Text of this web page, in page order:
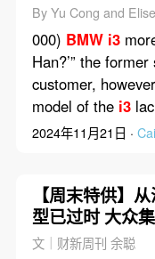
Also-Rans in
By Yu Cong and
000) BMW i3
Han?’” the
customer,
model of the i3
2024年11月21日 ·
【周末特供】
型已过时 大众
国速度”
文｜财新周刊 余聪